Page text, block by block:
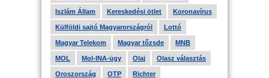
Iszlám Állam Kereskedési ötlet Koronavírus
Külföldi sajtó Magyarországról Lottó
Magyar Telekom Magyar tőzsde MNB
MOL Mol-INA-ügy Olaj Olasz választás
Oroszország OTP Richter